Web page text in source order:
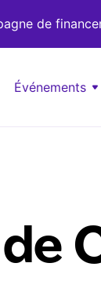
de
Événements